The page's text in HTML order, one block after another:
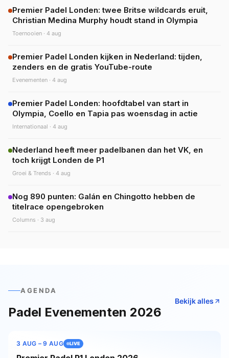
Premier Padel Londen: twee Britse wildcards eruit,
Christian Medina Murphy houdt stand in Olympia
Toernooien · 4 aug
Premier Padel Londen kijken in Nederland: tijden,
zenders en de gratis YouTube-route
Evenementen · 4 aug
Premier Padel Londen: hoofdtabel van start in
Olympia, Coello en Tapia pas woensdag in actie
Internationaal · 4 aug
Nederland heeft meer padelbanen dan het VK, en
toch krijgt Londen de P1
Groei & Trends · 4 aug
Nog 890 punten: Galán en Chingotto hebben de
titelrace opengebroken
Columns · 3 aug
AGENDA
Padel Evenementen 2026
Bekijk alles
3 AUG – 9 AUG LIVE